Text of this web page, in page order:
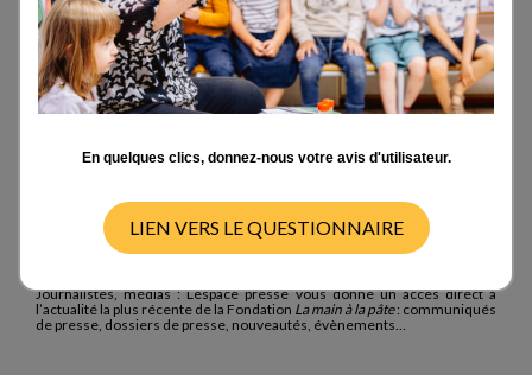
Journalistes, médias : L’espace presse vous donne un accès direct à
l’actualité la plus récente de la Fondation La main à la pâte: communiqués
de presse, dossiers de presse, nouveautés, évènements…
En quelques clics, donnez-nous votre avis d'utilisateur.
LIEN VERS LE QUESTIONNAIRE